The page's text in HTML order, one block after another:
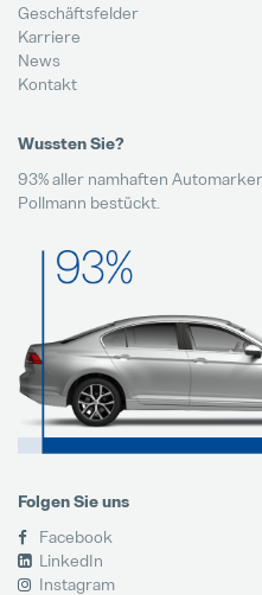
Geschäftsfelder
Karriere
News
Kontakt
Wussten Sie?
93% aller namhaften
Pollmann bestückt.
Folgen Sie uns
Facebook
LinkedIn
Instagram